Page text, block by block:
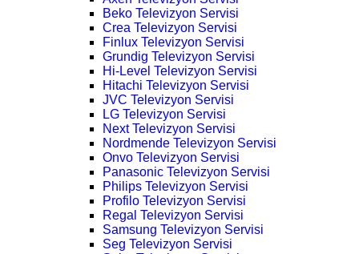
Beko Televizyon Servisi
Crea Televizyon Servisi
Finlux Televizyon Servisi
Grundig Televizyon Servisi
Hi-Level Televizyon Servisi
Hitachi Televizyon Servisi
JVC Televizyon Servisi
LG Televizyon Servisi
Next Televizyon Servisi
Nordmende Televizyon Servisi
Onvo Televizyon Servisi
Panasonic Televizyon Servisi
Philips Televizyon Servisi
Profilo Televizyon Servisi
Regal Televizyon Servisi
Samsung Televizyon Servisi
Seg Televizyon Servisi